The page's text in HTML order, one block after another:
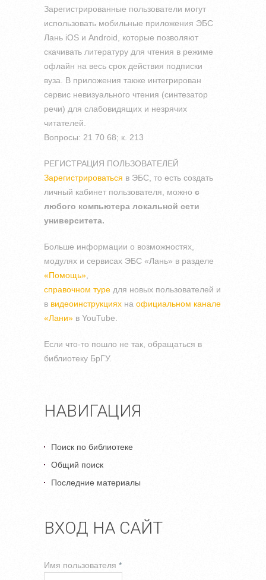
НАВИГАЦИЯ
Поиск по библиотеке
Общий поиск
Последние материалы
ВХОД НА САЙТ
Имя пользователя *
Зарегистрированные пользователи могут
использовать мобильные приложения ЭБС
Лань iOS и Android, которые позволяют
скачивать литературу для чтения в режиме
офлайн на весь срок действия подписки
вуза. В приложения также интегрирован
сервис невизуального чтения (синтезатор
речи) для слабовидящих и незрячих
читателей.
Вопросы: 21 70 68; к. 213
РЕГИСТРАЦИЯ ПОЛЬЗОВАТЕЛЕЙ
Зарегистрироваться в ЭБС, то есть создать
личный кабинет пользователя, можно с
любого компьютера локальной сети
университета.
Больше информации о возможностях,
модулях и сервисах ЭБС «Лань» в разделе
«Помощь»
справочном туре для новых пользователей и
в видеоинструкциях на официальном канале
«Лани» в YouTube.
Если что-то пошло не так, обращаться в
библиотеку БрГУ.